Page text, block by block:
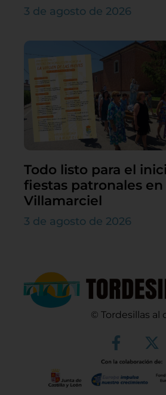
3 de agosto de 2026
Todo listo para el
fiestas patronales en
Villamarciel
3 de agosto de 2026
© Tordesillas al